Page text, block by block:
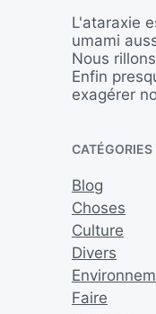
L'ataraxie
umami
Nous
Enfin
exagérer
CATÉGORIES
Blog
Choses
Culture
Divers
Faire